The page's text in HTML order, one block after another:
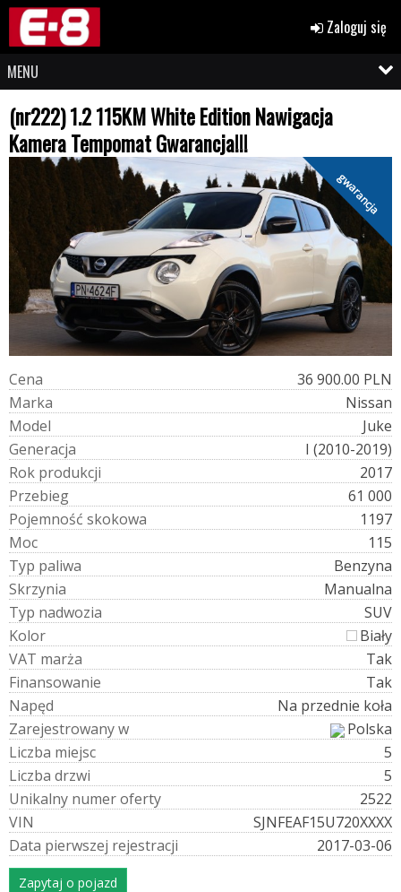
Zaloguj się
MENU
(nr222) 1.2 115KM White Edition Nawigacja
Kamera Tempomat Gwarancja!!!
gwarancja
Cena
36 900.00 PLN
Marka
Nissan
Model
Juke
Generacja
I (2010-2019)
Rok produkcji
2017
Przebieg
61 000
Pojemność skokowa
1197
Moc
115
Typ paliwa
Benzyna
Skrzynia
Manualna
Typ nadwozia
SUV
Kolor
Biały
VAT marża
Tak
Finansowanie
Tak
Napęd
Na przednie koła
Zarejestrowanyw
Polska
Liczba miejsc
5
Liczba drzwi
5
Unikalny numeroferty
2522
VIN
SJNFEAF15U720XXXX
Data pierwszej rejestracji 2017-03-06
Zapytaj o pojazd